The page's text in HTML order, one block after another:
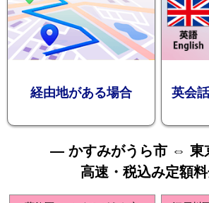
お
経由地がある場合 英会
— かすみがうら市 ⇔ 東
高速・税込み定額